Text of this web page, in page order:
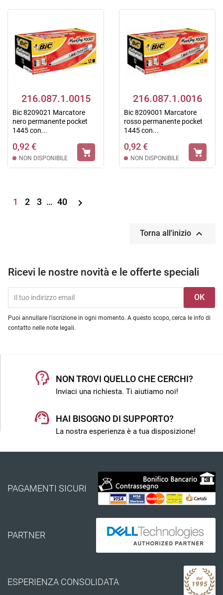
216.087.1.0015
Bic 8209021 Marcatore
nero permanente pocket
1445 con...
0,92 €
NON DISPONIBILE
216.087.1.0016
Bic 8209001 Marcatore
rosso permanente pocket
1445 con...
0,92 €
NON DISPONIBILE
1 2 3 … 40 
Torna all'inizio 
Ricevi le nostre novità e le offerte speciali
Puoi annullare l'iscrizione in ogni momento. A questo scopo, cerca le info di
contatto nelle note legali.
NON TROVI QUELLO CHE CERCHI?
Inviaci una richiesta. Ti aiutiamo noi!
HAI BISOGNO DI SUPPORTO?
La nostra esperienza è a tua disposizione!
PAGAMENTI SICURI
PARTNER
ESPERIENZA CONSOLIDATA